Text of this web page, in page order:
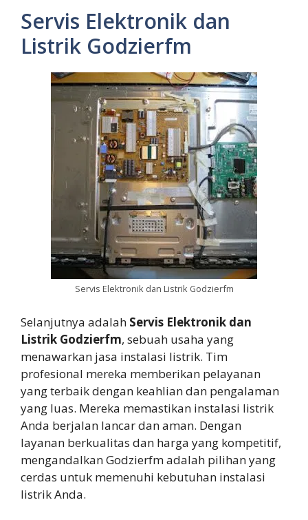
Servis Elektronik dan
Listrik Godzierfm
Servis Elektronik dan Listrik Godzierfm
Selanjutnya adalah Servis Elektronik dan
Listrik Godzierfm, sebuah usaha yang
menawarkan jasa instalasi listrik. Tim
profesional mereka memberikan pelayanan
yang terbaik dengan keahlian dan pengalaman
yang luas. Mereka memastikan instalasi listrik
Anda berjalan lancar dan aman. Dengan
layanan berkualitas dan harga yang kompetitif,
mengandalkan Godzierfm adalah pilihan yang
cerdas untuk memenuhi kebutuhan instalasi
listrik Anda.